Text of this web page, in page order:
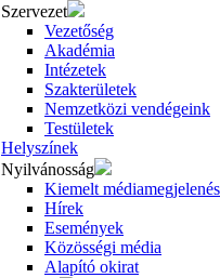
Szervezet
Vezetőség
Akadémia
Intézetek
Szakterületek
Nemzetközi vendégeink
Testületek
Helyszínek
Nyilvánosság
Kiemelt
Hírek
Események
Közösségi média
Alapító okirat